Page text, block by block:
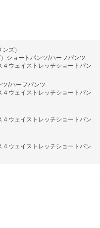
ズ）
ショートパンツ/ハーフパンツ
ウェイストレッチショートパン
ツ/ハーフパンツ
ウェイストレッチショートパン
ウェイストレッチショートパン
ウェイストレッチショートパン